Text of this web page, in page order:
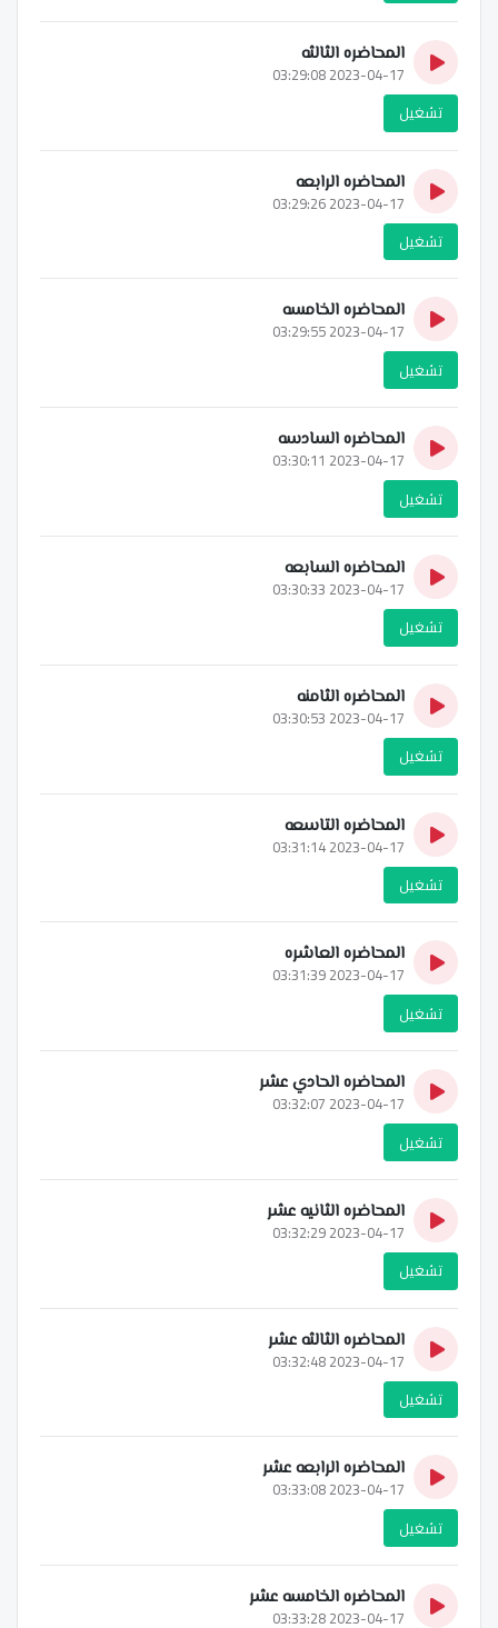
المحاضره الثالثه
2023-04-17 03:29:08
تشغيل
المحاضره الرابعه
2023-04-17 03:29:26
تشغيل
المحاضره الخامسه
2023-04-17 03:29:55
تشغيل
المحاضره السادسه
2023-04-17 03:30:11
تشغيل
المحاضره السابعه
2023-04-17 03:30:33
تشغيل
المحاضره الثامنه
2023-04-17 03:30:53
تشغيل
المحاضره التاسعه
2023-04-17 03:31:14
تشغيل
المحاضره العاشره
2023-04-17 03:31:39
تشغيل
المحاضره الحادي عشر
2023-04-17 03:32:07
تشغيل
المحاضره الثانيه عشر
2023-04-17 03:32:29
تشغيل
المحاضره الثالثه عشر
2023-04-17 03:32:48
تشغيل
المحاضره الرابعه عشر
2023-04-17 03:33:08
تشغيل
المحاضره الخامسه عشر
2023-04-17 03:33:28